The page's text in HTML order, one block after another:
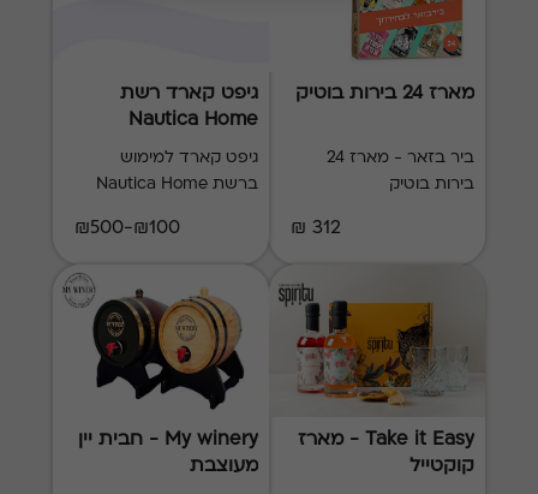
מארז 24 בירות בוטיק
ביר בזאר - מארז 24
בירות בוטיק
312 ₪
גיפט קארד רשת
Nautica Home
גיפט קארד למימוש
ברשת Nautica Home
ארצית, כולל כפל
₪100-₪500
Take it Easy - מארז
קוקטייל
My winery - חבית יין
מעוצבת
Button